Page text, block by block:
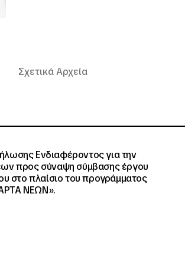
Σχετικά Αρχεία
Ενδιαφέροντος για την
προς σύναψη σύμβασης έργου
στο πλαίσιο του προγράμματος
ΝΕΩΝ».